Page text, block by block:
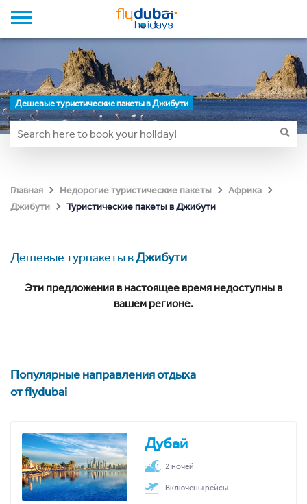
Дешевые туристические пакеты в Джибути
Главная Недорогие туристические пакеты
Африка
Джибути
Туристические пакеты в Джибути
Дешевые турпакеты вДжибути
Эти предложения в настоящее время недоступны в
вашем регионе.
Популярные направления отдыха
от flydubai
Дубай
2 ночей
Включены рейсы